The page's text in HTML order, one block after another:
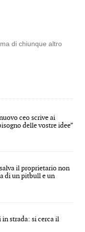
di chiunque altro
ceo scrive ai
delle vostre idee”
il proprietario non
di un pitbull e un
strada: si cerca il